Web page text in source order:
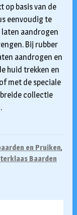
op basis van de
eenvoudig te
laten aandrogen
Bij rubber
aandrogen en
huid trekken en
met de speciale
collectie
en Pruiken,
Baarden